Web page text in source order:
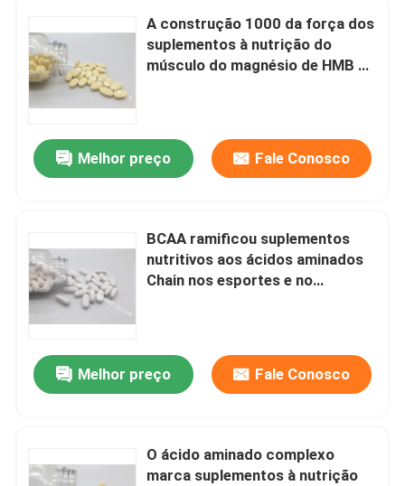
A construção 1000 da força dos
suplementos à nutrição do
músculo do magnésio de HMB e
Melhor preço Fale Conosco
BCAA ramificou suplementos
nutritivos aos ácidos aminados
Chain nos esportes e no
Melhor preço Fale Conosco
O ácido aminado complexo
marca suplementos à nutrição